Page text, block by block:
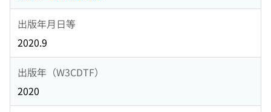
出版年月日等
2020.9
出版年（W3CDTF）
2020